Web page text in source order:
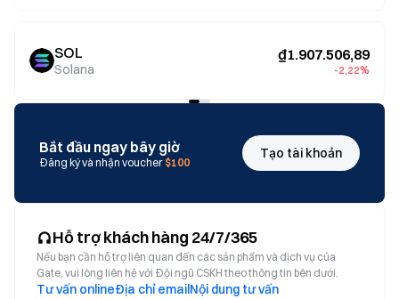
SOL
Solana
₫1.907.506,89
-2,22%
Bắt đầu ngay bây giờ
Đăng ký và nhận voucher $100
Tạo tài khoản
Hỗ trợ khách hàng 24/7/365
Nếu bạn cần hỗ trợ liên quan đến các sản phẩm và dịch vụ của
Gate, vui lòng liên hệ với Đội ngũ CSKH theo thông tin bên dưới.
Tư vấn onlineĐịa chỉ emailNội dung tư vấn